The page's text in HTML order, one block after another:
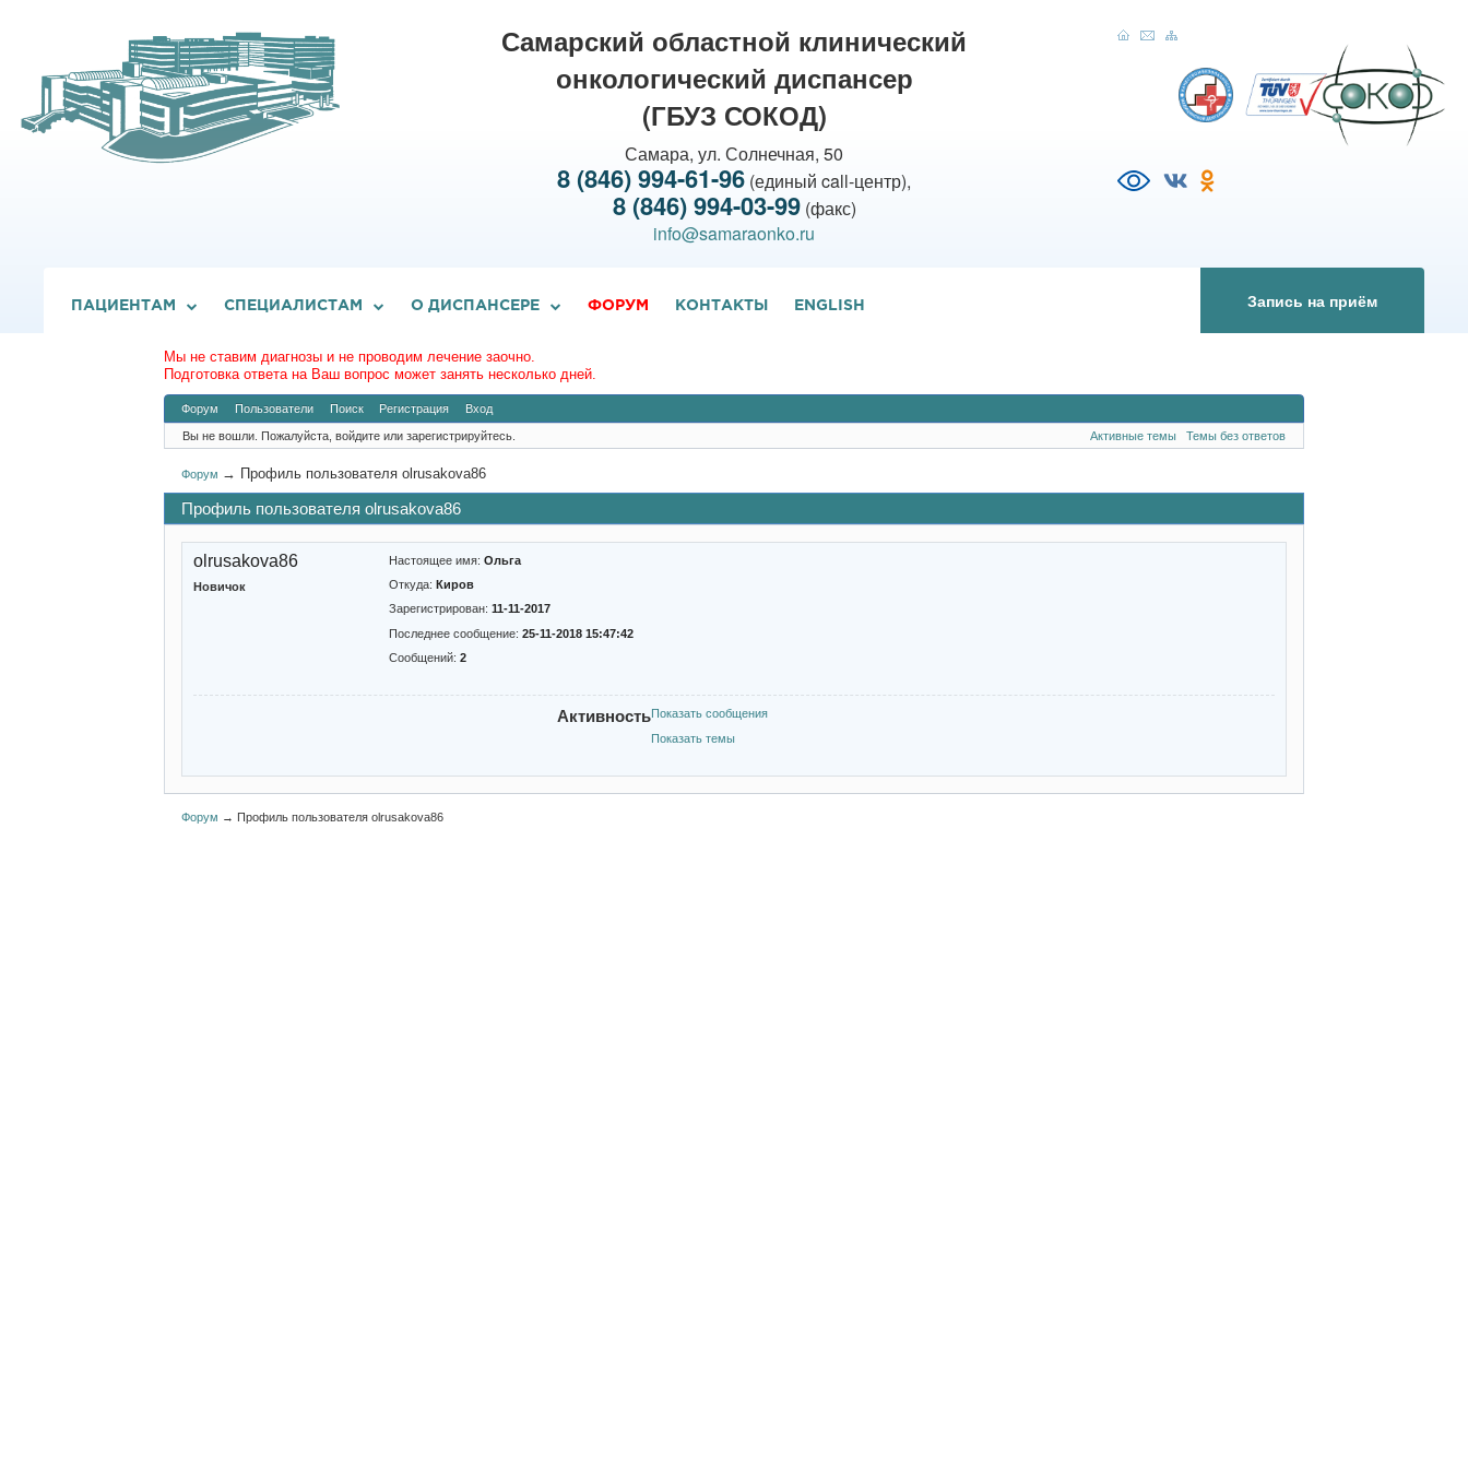
Самарский областной клинический
онкологический диспансер
(ГБУЗ СОКОД)
Самара, ул. Солнечная, 50
8 (846) 994-61-96 (единый call-центр),
8 (846) 994-03-99(факс)
info@samaraonko.ru
ПАЦИЕНТАМ СПЕЦИАЛИСТАМ О ДИСПАНСЕРЕ ФОРУМ КОНТАКТЫ ENGLISH Запись на приём
Мы не ставим диагнозы и не проводим лечение заочно.
Подготовка ответа на Ваш вопрос может занять несколько дней.
Форум Пользователи Поиск Регистрация Вход
Вы не вошли. Пожалуйста, войдите или зарегистрируйтесь. Активные темы Темы без ответов
Форум → Профиль пользователя olrusakova86
Профиль пользователя olrusakova86
olrusakova86
Новичок
Настоящее имя: Ольга
Откуда: Киров
Зарегистрирован: 11-11-2017
Последнее сообщение: 25-11-2018 15:47:42
Сообщений: 2
АктивностьПоказать сообщения
Показать темы
Форум → Профиль пользователя olrusakova86